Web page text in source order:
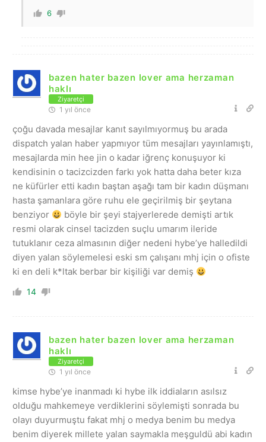
6
bazen hater bazen lover ama herzaman
haklı
Ziyaretçi
1 yıl önce
çoğu davada mesajlar kanıt sayılmıyormuş bu arada
dispatch yalan haber yapmıyor tüm mesajları yayınlamıştı,
mesajlarda min hee jin o kadar iğrenç konuşuyor ki
kendisinin o tacizcizden farkı yok hatta daha beter kıza
ne küfürler etti kadın baştan aşağı tam bir kadın düşmanı
hasta şamanlara göre ruhu ele geçirilmiş bir şeytana
benziyor
böyle bir şeyi stajyerlerede demişti artık
resmi olarak cinsel tacizden suçlu umarım ileride
tutuklanır ceza almasının diğer nedeni hybe’ye halledildi
diyen yalan söylemelesi eski sm çalışanı mhj için o ofiste
ki en deli k*ltak berbar bir kişiliği var demiş
14
bazen hater bazen lover ama herzaman
haklı
Ziyaretçi
1 yıl önce
kimse hybe’ye inanmadı ki hybe ilk iddiaların asılsız
olduğu mahkemeye verdiklerini söylemişti sonrada bu
olayı duyurmuştu fakat mhj o medya benim bu medya
benim diyerek millete yalan saymakla meşguldü abi kadın